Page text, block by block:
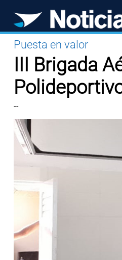
Puesta en valor
III Brigada
--